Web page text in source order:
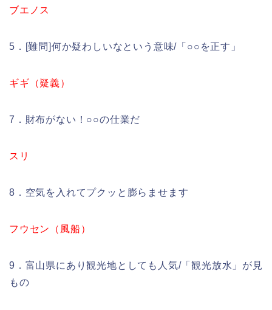
ブエノス
5．[難問]何か疑わしいなという意味/「○○を正す」
ギギ（疑義）
7．財布がない！○○の仕業だ
スリ
8．空気を入れてプクッと膨らませます
フウセン（風船）
9．富山県にあり観光地としても人気/「観光放水」が見
もの